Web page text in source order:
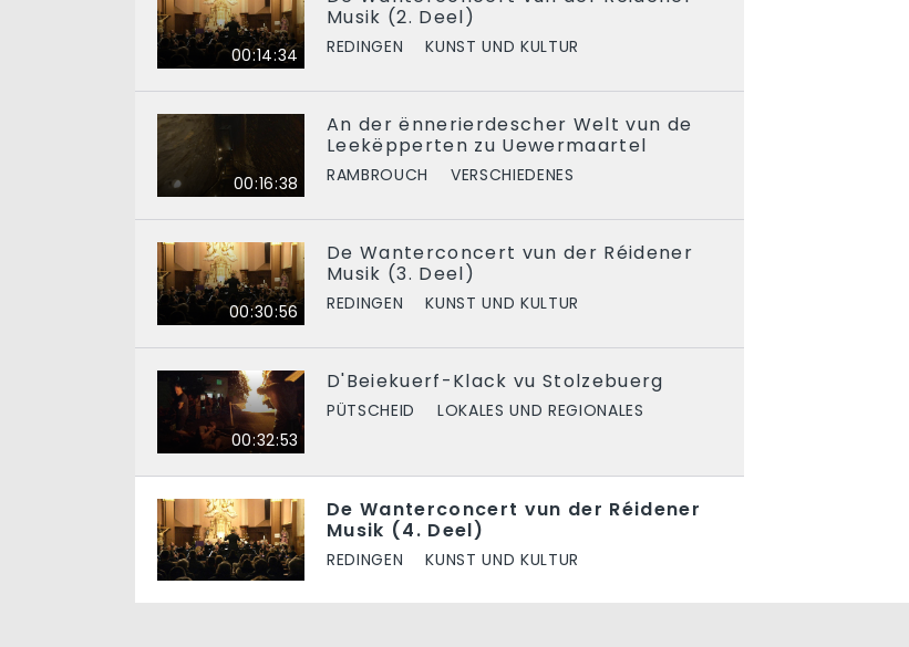
00:14:34
Musik (2. Deel)
REDINGEN KUNST UND KULTUR
00:16:38
An der ënnerierdescher Welt vun de
Leekëpperten zu Uewermaartel
RAMBROUCH VERSCHIEDENES
00:30:56
De Wanterconcert vun der Réidener
Musik (3. Deel)
REDINGEN KUNST UND KULTUR
00:32:53
D'Beiekuerf-Klack vu Stolzebuerg
PÜTSCHEID LOKALES UND REGIONALES
De Wanterconcert vun der Réidener
Musik (4. Deel)
REDINGEN KUNST UND KULTUR